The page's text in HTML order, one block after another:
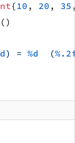
{10, 20, 35
()
) = %d
  (